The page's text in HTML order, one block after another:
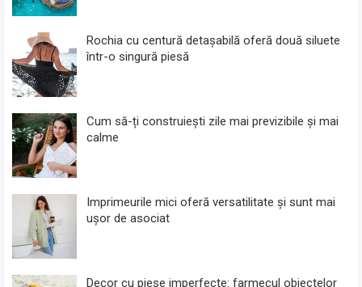
Rochia cu centură detașabilă oferă două siluete
într-o singură piesă
Cum să-ți construiești zile mai previzibile și mai
calme
Imprimeurile mici oferă versatilitate și sunt mai
ușor de asociat
Decor cu piese imperfecte: farmecul obiectelor